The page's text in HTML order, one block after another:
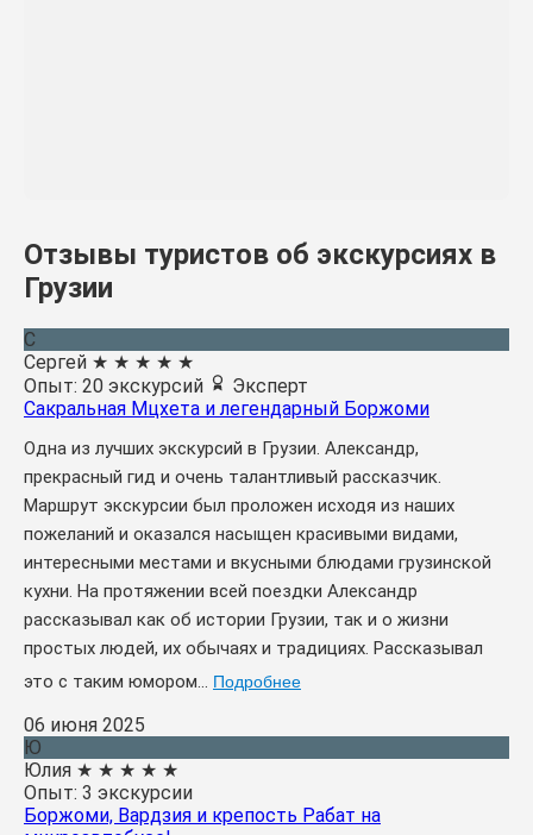
Отзывы туристов об экскурсиях в
Грузии
С
Сергей ★ ★ ★ ★ ★
Опыт: 20 экскурсий
Эксперт
Сакральная Мцхета и легендарный Боржоми
Одна из лучших экскурсий в Грузии. Александр,
прекрасный гид и очень талантливый рассказчик.
Маршрут экскурсии был проложен исходя из наших
пожеланий и оказался насыщен красивыми видами,
интересными местами и вкусными блюдами грузинской
кухни. На протяжении всей поездки Александр
рассказывал как об истории Грузии, так и о жизни
простых людей, их обычаях и традициях. Рассказывал
это с таким юмором... Подробнее
06 июня 2025
Ю
Юлия ★ ★ ★ ★ ★
Опыт: 3 экскурсии
Боржоми, Вардзия и крепость Рабат на